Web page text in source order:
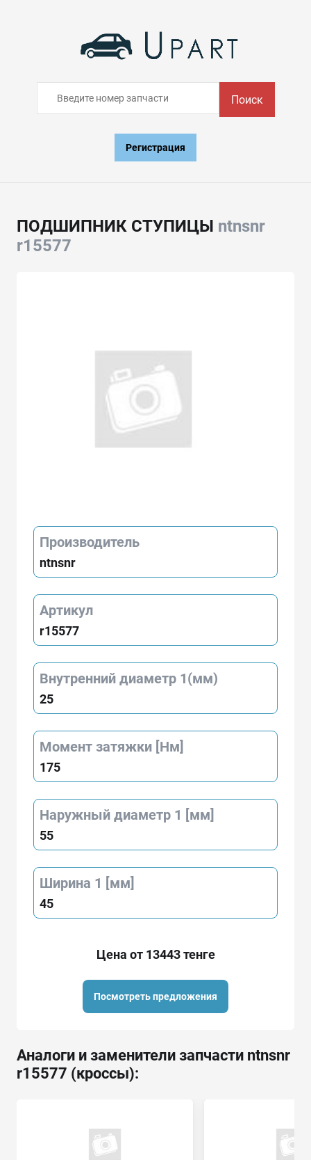
Поиск
Регистрация
ПОДШИПНИК СТУПИЦЫ ntnsnr
r15577
Производитель
ntnsnr
Артикул
r15577
Внутренний диаметр 1(мм)
25
Момент затяжки [Нм]
175
Наружный диаметр 1 [мм]
55
Ширина 1 [мм]
45
Цена от 13443 тенге
Посмотреть предложения
Аналоги и заменители запчасти ntnsnr
r15577 (кроссы):